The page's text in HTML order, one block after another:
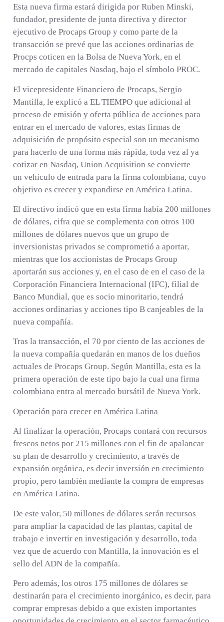
Esta nueva firma estará dirigida por Ruben Minski,
fundador, presidente de junta directiva y director
ejecutivo de Procaps Group y como parte de la
transacción se prevé que las acciones ordinarias de
Procps coticen en la Bolsa de Nueva York, en el
mercado de capitales Nasdaq, bajo el símbolo PROC.
El vicepresidente Financiero de Procaps, Sergio
Mantilla, le explicó a EL TIEMPO que adicional al
proceso de emisión y oferta pública de acciones para
entrar en el mercado de valores, estas firmas de
adquisición de propósito especial son un mecanismo
para hacerlo de una forma más rápida, toda vez al ya
cotizar en Nasdaq, Union Acquisition se convierte
un vehículo de entrada para la firma colombiana, cuyo
objetivo es crecer y expandirse en América Latina.
El directivo indicó que en esta firma había 200 millones
de dólares, cifra que se complementa con otros 100
millones de dólares nuevos que un grupo de
inversionistas privados se comprometió a aportar,
mientras que los accionistas de Procaps Group
aportarán sus acciones y, en el caso de en el caso de la
Corporación Financiera Internacional (IFC), filial de
Banco Mundial, que es socio minoritario, tendrá
acciones ordinarias y acciones tipo B canjeables de la
nueva compañía.
Tras la transacción, el 70 por ciento de las acciones de
la nueva compañía quedarán en manos de los dueños
actuales de Procaps Group. Según Mantilla, esta es la
primera operación de este tipo bajo la cual una firma
colombiana entra al mercado bursátil de Nueva York.
Operación para crecer en América Latina
Al finalizar la operación, Procaps contará con recursos
frescos netos por 215 millones con el fin de apalancar
su plan de desarrollo y crecimiento, a través de
expansión orgánica, es decir inversión en crecimiento
propio, pero también mediante la compra de empresas
en América Latina.
De este valor, 50 millones de dólares serán recursos
para ampliar la capacidad de las plantas, capital de
trabajo e invertir en investigación y desarrollo, toda
vez que de acuerdo con Mantilla, la innovación es el
sello del ADN de la compañía.
Pero además, los otros 175 millones de dólares se
destinarán para el crecimiento inorgánico, es decir, para
comprar empresas debido a que existen importantes